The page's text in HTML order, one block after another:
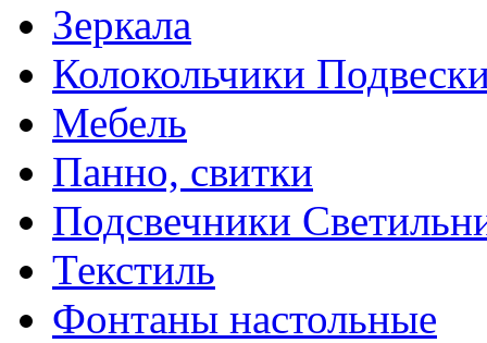
Зеркала
Колокольчики
Мебель
Панно, свитки
Подсвечники
Текстиль
Фонтаны настольные